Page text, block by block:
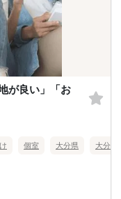
が良い」「お
個室 大分県 大分市